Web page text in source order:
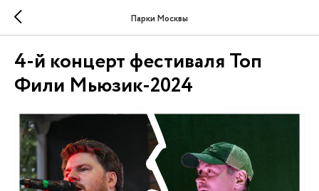
Парки Москвы
4-й концерт фестиваля Топ
Фили Мьюзик-2024